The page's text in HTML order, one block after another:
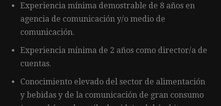
Experiencia mínima demostrable de 8 años en
agencia de comunicación y/o medio de
comunicación.
Experiencia mínima de 2 años como director/a de
cuentas.
Conocimiento elevado del sector de alimentación
y bebidas y de la comunicación de gran consumo